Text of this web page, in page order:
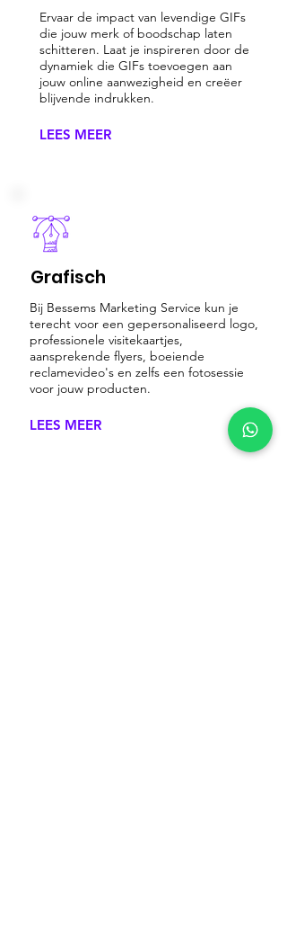
Ervaar de impact van levendige GIFs
die jouw merk of boodschap laten
schitteren. Laat je inspireren door de
dynamiek die GIFs toevoegen aan
jouw online aanwezigheid en creëer
blijvende indrukken.
LEES MEER
Grafisch
Bij Bessems Marketing Service kun je
terecht voor een gepersonaliseerd logo,
professionele visitekaartjes,
aansprekende flyers, boeiende
reclamevideo's en zelfs een fotosessie
voor jouw producten.
LEES MEER